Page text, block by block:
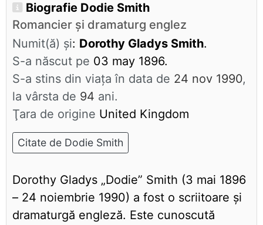
Biografie Dodie Smith
Romancier și dramaturg englez
Numit(ă) și: Dorothy Gladys Smith.
S-a născut pe 03 may 1896.
S-a stins din viaţa în data de 24 nov 1990,
la vârsta de 94 ani.
Ţara de origine United Kingdom
Citate de Dodie Smith
Dorothy Gladys „Dodie” Smith (3 mai 1896
– 24 noiembrie 1990) a fost o scriitoare și
dramaturgă engleză. Este cunoscută